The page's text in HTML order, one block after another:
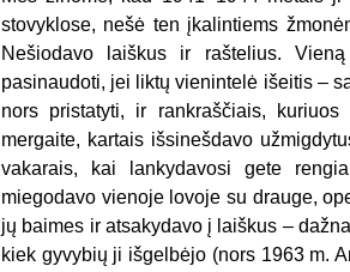
stovyklose, nešė ten įkalintiems
Nešiodavo laiškus ir raštelius.
pasinaudoti, jei liktų vienintelė išeitis –
nors pristatyti, ir rankraščiais,
mergaite, kartais išsinešdavo
vakarais, kai lankydavosi gete
miegodavo vienoje lovoje su drauge,
jų baimes ir atsakydavo į laiškus –
kiek gyvybių ji išgelbėjo (nors 1963 m.